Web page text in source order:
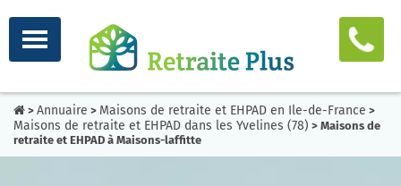
> Annuaire > Maisons de retraite et EHPAD en Ile-de-France >
Maisons de retraite et EHPAD dans les Yvelines (78) > Maisons de
retraite et EHPAD à Maisons-laffitte